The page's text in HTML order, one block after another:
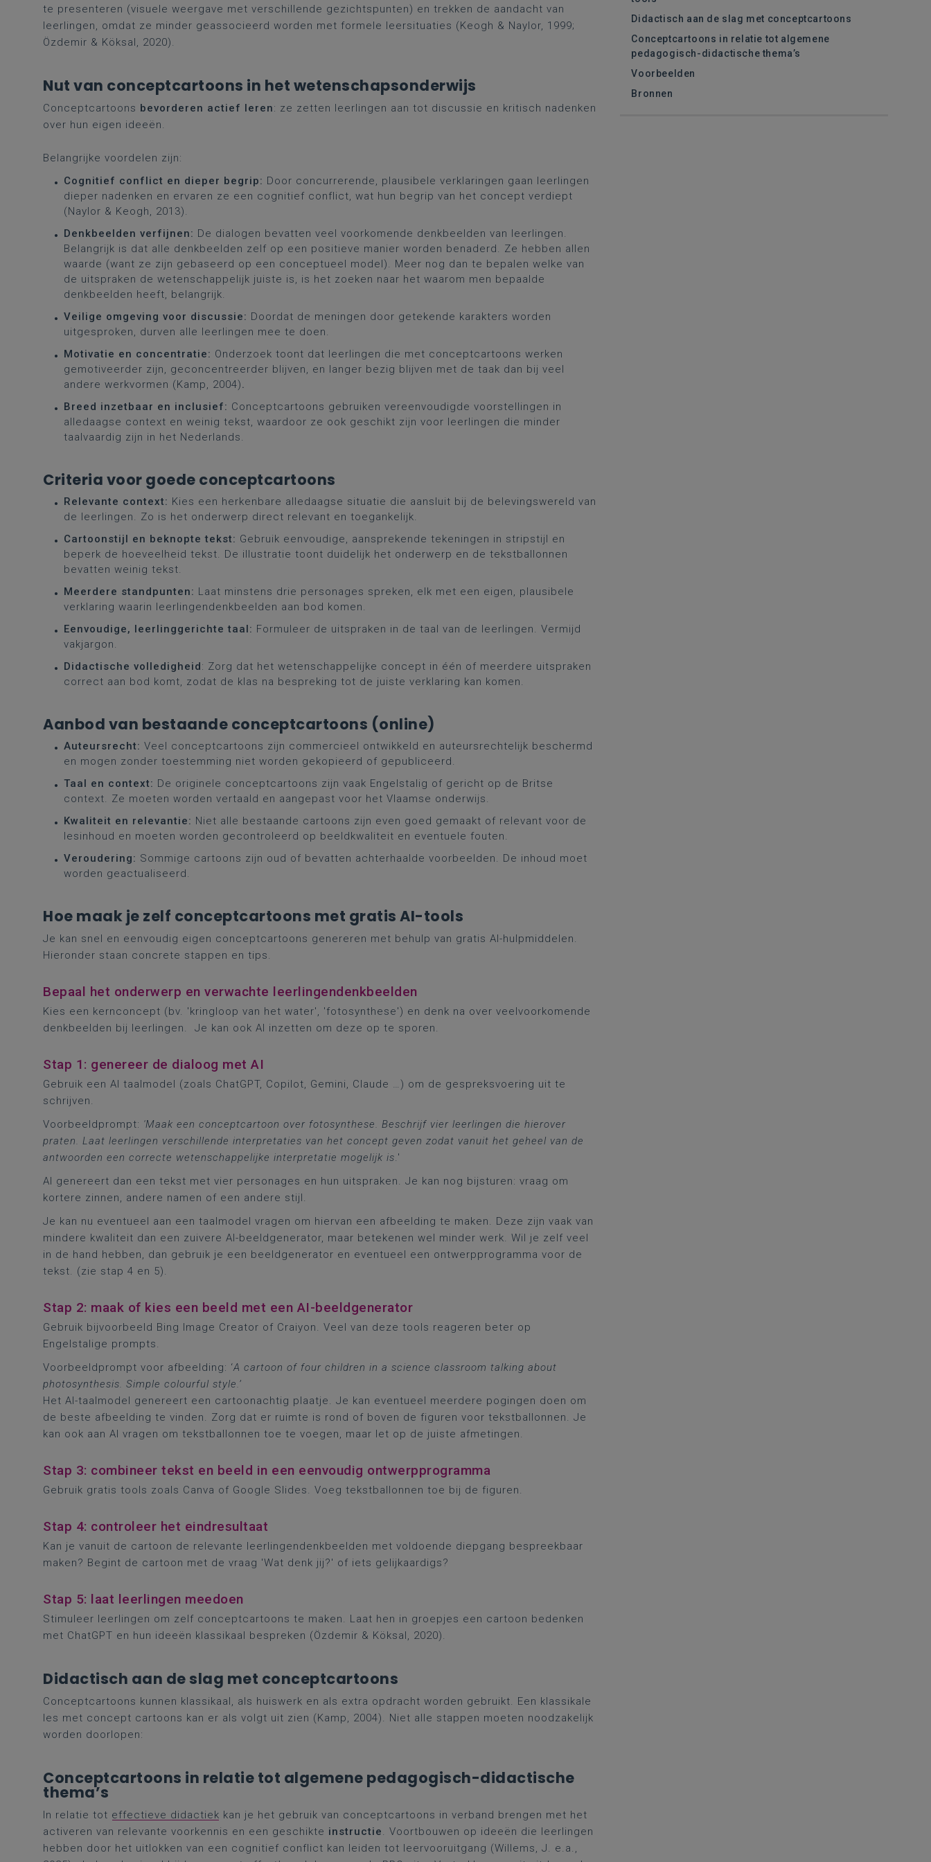
Didactisch aan de slag met conceptcartoons
Conceptcartoons in relatie tot algemene
pedagogisch-didactische thema’s
Voorbeelden
Bronnen
te presenteren (visuele weergave met verschillende gezichtspunten) en trekken de aandacht van
leerlingen, omdat ze minder geassocieerd worden met formele leersituaties (Keogh & Naylor, 1999;
Özdemir & Köksal, 2020).
Nut van conceptcartoons in het wetenschapsonderwijs
Conceptcartoons bevorderen actief leren: ze zetten leerlingen aan tot discussie en kritisch nadenken
over hun eigen ideeën.
Belangrijke voordelen zijn:
Cognitief conflict en dieper begrip: Door concurrerende, plausibele verklaringen gaan leerlingen
dieper nadenken en ervaren ze een cognitief conflict, wat hun begrip van het concept verdiept
(Naylor & Keogh, 2013).
Denkbeelden verfijnen: De dialogen bevatten veel voorkomende denkbeelden van leerlingen.
Belangrijk is dat alle denkbeelden zelf op een positieve manier worden benaderd. Ze hebben allen
waarde (want ze zijn gebaseerd op een conceptueel model). Meer nog dan te bepalen welke van
de uitspraken de wetenschappelijk juiste is, is het zoeken naar het waarom men bepaalde
denkbeelden heeft, belangrijk.
Veilige omgeving voor discussie: Doordat de meningen door getekende karakters worden
uitgesproken, durven alle leerlingen mee te doen.
Motivatie en concentratie: Onderzoek toont dat leerlingen die met conceptcartoons werken
gemotiveerder zijn, geconcentreerder blijven, en langer bezig blijven met de taak dan bij veel
andere werkvormen (Kamp, 2004).
Breed inzetbaar en inclusief: Conceptcartoons gebruiken vereenvoudigde voorstellingen in
alledaagse context en weinig tekst, waardoor ze ook geschikt zijn voor leerlingen die minder
taalvaardig zijn in het Nederlands.
Criteria voor goede conceptcartoons
Relevante context: Kies een herkenbare alledaagse situatie die aansluit bij de belevingswereld van
de leerlingen. Zo is het onderwerp direct relevant en toegankelijk.
Cartoonstijl en beknopte tekst: Gebruik eenvoudige, aansprekende tekeningen in stripstijl en
beperk de hoeveelheid tekst. De illustratie toont duidelijk het onderwerp en de tekstballonnen
bevatten weinig tekst.
Meerdere standpunten: Laat minstens drie personages spreken, elk met een eigen, plausibele
verklaring waarin leerlingendenkbeelden aan bod komen.
Eenvoudige, leerlinggerichte taal: Formuleer de uitspraken in de taal van de leerlingen. Vermijd
vakjargon.
Didactische volledigheid: Zorg dat het wetenschappelijke concept in één of meerdere uitspraken
correct aan bod komt, zodat de klas na bespreking tot de juiste verklaring kan komen.
Aanbod van bestaande conceptcartoons (online)
Auteursrecht: Veel conceptcartoons zijn commercieel ontwikkeld en auteursrechtelijk beschermd
en mogen zonder toestemming niet worden gekopieerd of gepubliceerd.
Taal en context: De originele conceptcartoons zijn vaak Engelstalig of gericht op de Britse
context. Ze moeten worden vertaald en aangepast voor het Vlaamse onderwijs.
Kwaliteit en relevantie: Niet alle bestaande cartoons zijn even goed gemaakt of relevant voor de
lesinhoud en moeten worden gecontroleerd op beeldkwaliteit en eventuele fouten.
Veroudering: Sommige cartoons zijn oud of bevatten achterhaalde voorbeelden. De inhoud moet
worden geactualiseerd.
Hoe maak je zelf conceptcartoons met gratis AI-tools
Je kan snel en eenvoudig eigen conceptcartoons genereren met behulp van gratis AI-hulpmiddelen.
Hieronder staan concrete stappen en tips.
Bepaal het onderwerp en verwachte leerlingendenkbeelden
Kies een kernconcept (bv. 'kringloop van het water', 'fotosynthese') en denk na over veelvoorkomende
denkbeelden bij leerlingen. Je kan ook AI inzetten om deze op te sporen.
Stap 1: genereer de dialoog met AI
Gebruik een AI taalmodel (zoals ChatGPT, Copilot, Gemini, Claude …) om de gespreksvoering uit te
schrijven.
Voorbeeldprompt: 'Maak een conceptcartoon over fotosynthese. Beschrijf vier leerlingen die hierover
praten. Laat leerlingen verschillende interpretaties van het concept geven zodat vanuit het geheel van de
antwoorden een correcte wetenschappelijke interpretatie mogelijk is.'
AI genereert dan een tekst met vier personages en hun uitspraken. Je kan nog bijsturen: vraag om
kortere zinnen, andere namen of een andere stijl.
Je kan nu eventueel aan een taalmodel vragen om hiervan een afbeelding te maken. Deze zijn vaak van
mindere kwaliteit dan een zuivere AI-beeldgenerator, maar betekenen wel minder werk. Wil je zelf veel
in de hand hebben, dan gebruik je een beeldgenerator en eventueel een ontwerpprogramma voor de
tekst. (zie stap 4 en 5).
Stap 2: maak of kies een beeld met een AI-beeldgenerator
Gebruik bijvoorbeeld Bing Image Creator of Craiyon. Veel van deze tools reageren beter op
Engelstalige prompts.
Voorbeeldprompt voor afbeelding: ‘A cartoon of four children in a science classroom talking about
photosynthesis. Simple colourful style.’
Het AI-taalmodel genereert een cartoonachtig plaatje. Je kan eventueel meerdere pogingen doen om
de beste afbeelding te vinden. Zorg dat er ruimte is rond of boven de figuren voor tekstballonnen. Je
kan ook aan AI vragen om tekstballonnen toe te voegen, maar let op de juiste afmetingen.
Stap 3: combineer tekst en beeld in een eenvoudig ontwerpprogramma
Gebruik gratis tools zoals Canva of Google Slides. Voeg tekstballonnen toe bij de figuren.
Stap 4: controleer het eindresultaat
Kan je vanuit de cartoon de relevante leerlingendenkbeelden met voldoende diepgang bespreekbaar
maken? Begint de cartoon met de vraag 'Wat denk jij?' of iets gelijkaardigs?
Stap 5: laat leerlingen meedoen
Stimuleer leerlingen om zelf conceptcartoons te maken. Laat hen in groepjes een cartoon bedenken
met ChatGPT en hun ideeën klassikaal bespreken (Özdemir & Köksal, 2020).
Didactisch aan de slag met conceptcartoons
Conceptcartoons kunnen klassikaal, als huiswerk en als extra opdracht worden gebruikt. Een klassikale
les met concept cartoons kan er als volgt uit zien (Kamp, 2004). Niet alle stappen moeten noodzakelijk
worden doorlopen:
Conceptcartoons in relatie tot algemene pedagogisch-didactische
thema’s
In relatie tot effectieve didactiek kan je het gebruik van conceptcartoons in verband brengen met het
activeren van relevante voorkennis en een geschikte instructie. Voortbouwen op ideeën die leerlingen
hebben door het uitlokken van een cognitief conflict kan leiden tot leervooruitgang (Willems, J. e.a.,